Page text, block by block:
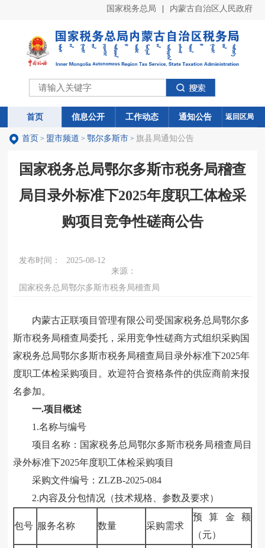
国家税务总局 内蒙古自治区人民政府
首页 信息公开 工作动态 通知公告
首页 信息公开 工作动态 通知公告 返回区局
首页 > 盟市频道 > 鄂尔多斯市> 旗县局通知公告
国家税务总局鄂尔多斯市税务局稽查
局目录外标准下2025年度职工体检采
购项目竞争性磋商公告
发布时间：
2025-08-12
来源：
国家税务总局鄂尔多斯市税务局稽查局
内蒙古正联项目管理有限公司受国家税务总局鄂尔多
斯市税务局稽查局委托， 采用竞争性磋商方式组织采购国
家税务总局鄂尔多斯市税务局稽查局目录外标准下2025年
度职工体检采购项目 。欢迎符合资格条件的供应商前来报
名参加。
一.项目概述
1.名称与编号
项目名称： 国家税务总局鄂尔多斯市税务局稽查局目
录外标准下2025年度职工体检采购项目
采购文件编号： ZLZB-2025-084
2.内容及分包情况（技术规格、参数及要求）
包号 服务名称 数量 采购需求
预算金额
（元）